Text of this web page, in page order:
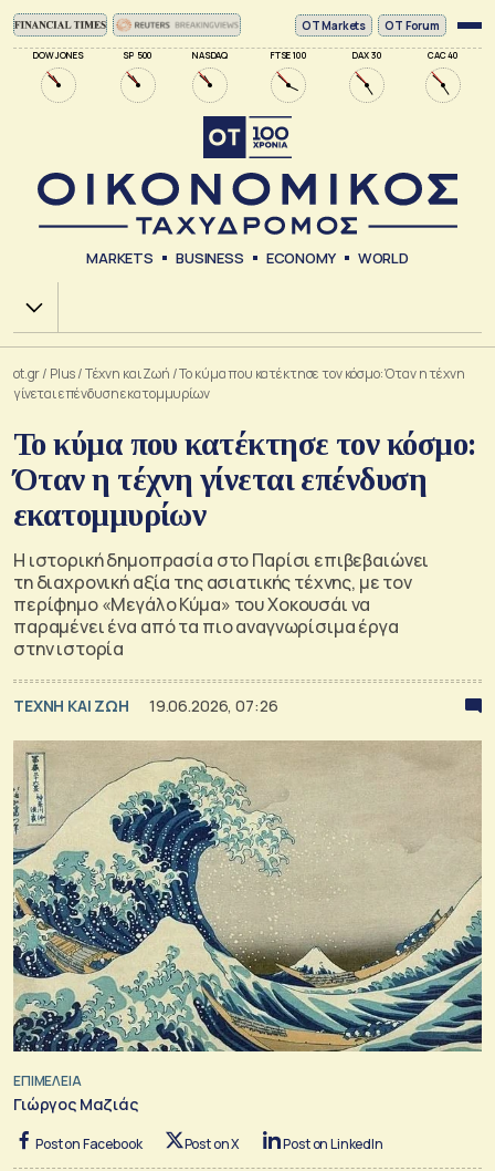
DOW JONES SP 500 NASDAQ FTSE 100 DAX 30 CAC 40
ΟΤ Markets OT Forum
MARKETS BUSINESS ECONOMY WORLD
Χ.Α.
ot.gr/ Plus/Tέχνη και Ζωή /Το κύμα που κατέκτησε τον κόσμο: Όταν η τέχνη
γίνεται επένδυση εκατομμυρίων
Το κύμα που κατέκτησε τον κόσμο:
Όταν η τέχνη γίνεται επένδυση
εκατομμυρίων
Η ιστορική δημοπρασία στο Παρίσι επιβεβαιώνει
τη διαχρονική αξία της ασιατικής τέχνης, με τον
περίφημο «Μεγάλο Κύμα» του Χοκουσάι να
παραμένει ένα από τα πιο αναγνωρίσιμα έργα
στην ιστορία
TΕΧΝΗ ΚΑΙ ΖΩΗ 19.06.2026, 07:26
ΕΠΙΜΕΛΕΙΑ
Γιώργος Μαζιάς
Post on Facebook Post on X Post on LinkedIn